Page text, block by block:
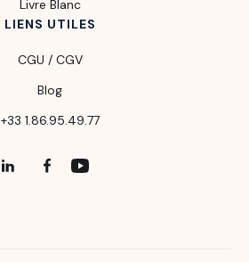
Livre Blanc
LIENS UTILES
CGU / CGV
Blog
+33 1.86.95.49.77